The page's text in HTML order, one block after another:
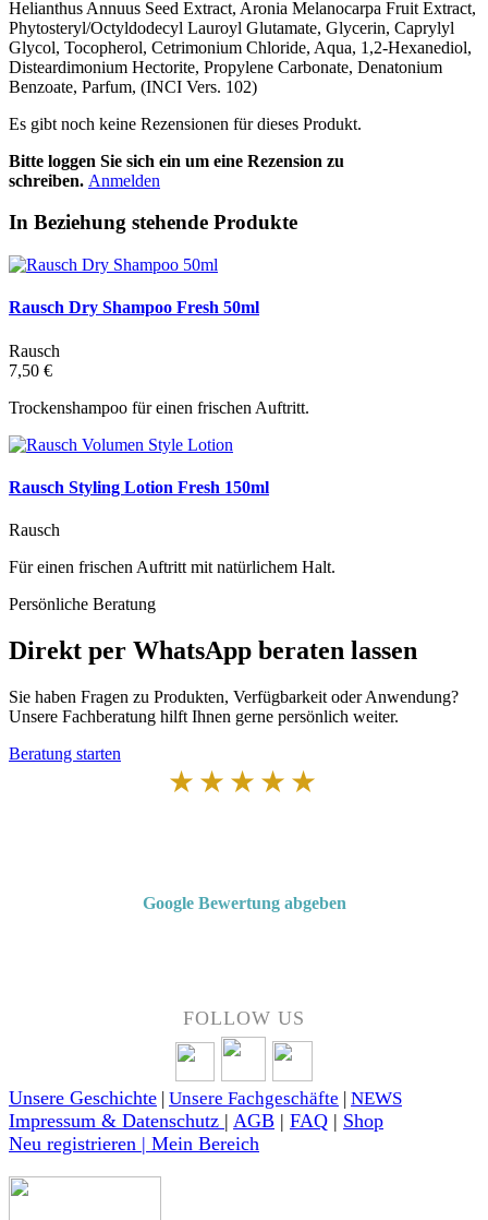
Helianthus Annuus Seed Extract, Aronia Melanocarpa Fruit Extract,
Phytosteryl/Octyldodecyl Lauroyl Glutamate, Glycerin, Caprylyl
Glycol, Tocopherol, Cetrimonium Chloride, Aqua, 1,2-Hexanediol,
Disteardimonium Hectorite, Propylene Carbonate, Denatonium
Benzoate, Parfum, (INCI Vers. 102)
Es gibt noch keine Rezensionen für dieses Produkt.
Bitte loggen Sie sich ein um eine Rezension zu
schreiben. Anmelden
In Beziehung stehende Produkte
Rausch Dry Shampoo Fresh 50ml
Rausch
7,50 €
Trockenshampoo für einen frischen Auftritt.
Rausch Styling Lotion Fresh 150ml
Rausch
Für einen frischen Auftritt mit natürlichem Halt.
Persönliche Beratung
Direkt per WhatsApp beraten lassen
Sie haben Fragen zu Produkten, Verfügbarkeit oder Anwendung?
Unsere Fachberatung hilft Ihnen gerne persönlich weiter.
Beratung starten
★★★★★
Google Bewertung abgeben
FOLLOW US
Unsere Geschichte | Unsere Fachgeschäfte | NEWS
Impressum & Datenschutz | AGB | FAQ | Shop
Neu registrieren | Mein Bereich